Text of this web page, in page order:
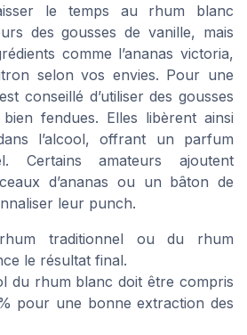
le temps au rhum blanc
des gousses de vanille, mais
comme l’ananas victoria,
selon vos envies. Pour une
conseillé d’utiliser des gousses
fendues. Elles libèrent ainsi
l’alcool, offrant un parfum
Certains amateurs ajoutent
d’ananas ou un bâton de
leur punch.
traditionnel ou du rhum
le résultat final.
du rhum blanc doit être compris
pour une bonne extraction des